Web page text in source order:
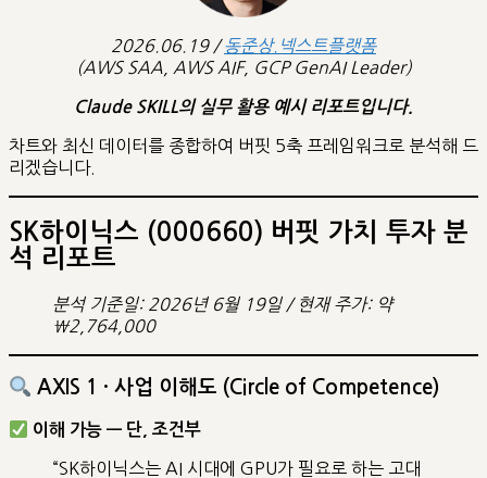
2026.06.19 /동준상.넥스트플랫폼
(AWS SAA, AWS AIF, GCP GenAI Leader)
Claude SKILL의 실무 활용 예시 리포트입니다.
차트와 최신 데이터를 종합하여 버핏 5축 프레임워크로 분석해 드
리겠습니다.
SK하이닉스 (000660) 버핏 가치 투자 분
석 리포트
분석 기준일: 2026년 6월 19일 / 현재 주가: 약
₩2,764,000
AXIS 1 · 사업 이해도 (Circle of Competence)
이해 가능 — 단, 조건부
“SK하이닉스는 AI 시대에 GPU가 필요로 하는 고대